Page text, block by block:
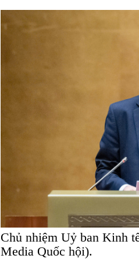
Chủ nhiệm Uỷ ban Kinh
Media Quốc hội).